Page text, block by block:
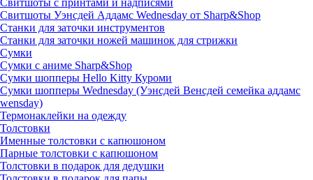
Свитшоты с принтами и надписями
Свитшоты Уэнсдей Аддамс Wednesday от Sharp&Shop
Станки для заточки инструментов
Станки для заточки ножей машинок для стрижки
Сумки
Сумки с аниме Sharp&Shop
Сумки шопперы Hello Kitty Куроми
Сумки шопперы Wednesday (Уэнсдей Венсдей семейка аддамс
wensday)
Термонаклейки на одежду
Толстовки
Именные толстовки с капюшоном
Парные толстовки с капюшоном
Толстовки в подарок для дедушки